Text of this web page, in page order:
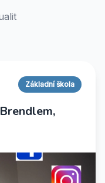
Základní škola